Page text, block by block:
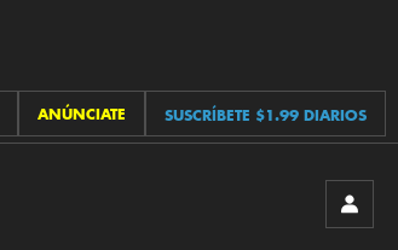
ANÚNCIATE SUSCRÍBETE $1.99 DIARIOS